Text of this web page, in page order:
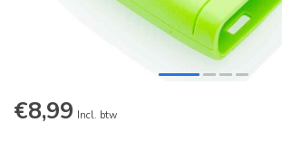
€8,99 Incl. btw